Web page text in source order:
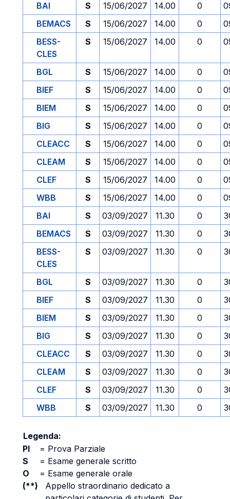
BAI
S 15/06/2027 14.00 0
BEMACS
S 15/06/2027 14.00 0
BESS-
CLES
S 15/06/2027 14.00 0
BGL S 15/06/2027 14.00 0
BIEF
S 15/06/2027 14.00 0
BIEM
S 15/06/2027 14.00 0
BIG
S 15/06/2027 14.00 0
CLEACC
S 15/06/2027 14.00 0
CLEAM
S 15/06/2027 14.00 0
CLEF
S 15/06/2027 14.00 0
WBB
S 15/06/2027 14.00 0
BAI
S 03/09/2027 11.30 0
BEMACS
S 03/09/2027 11.30 0
BESS-
CLES
S 03/09/2027 11.30 0
BGL S 03/09/2027 11.30 0
BIEF
S 03/09/2027 11.30 0
BIEM
S 03/09/2027 11.30 0
BIG
S 03/09/2027 11.30 0
CLEACC
S 03/09/2027 11.30 0
CLEAM
S 03/09/2027 11.30 0
CLEF
S 03/09/2027 11.30 0
WBB
S 03/09/2027 11.30 0
Legenda:
PI
= Prova Parziale
S
= Esame generale scritto
O
= Esame generale orale
(**)
Appello straordinario dedicato a